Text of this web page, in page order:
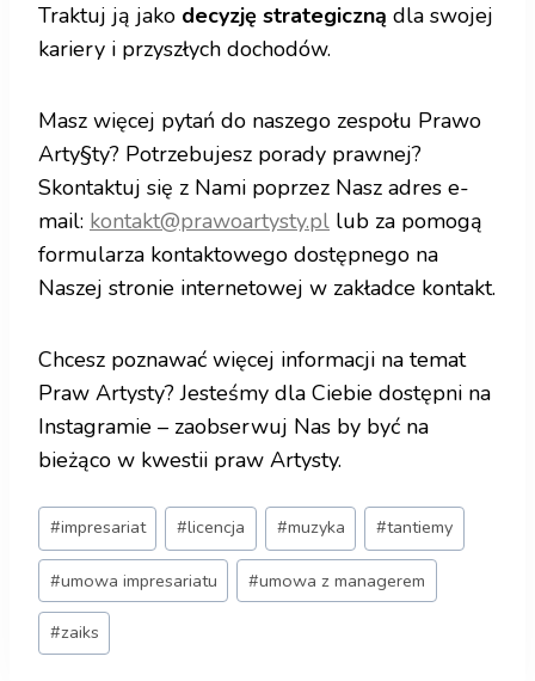
Traktuj ją jako decyzję strategiczną dla swojej
kariery i przyszłych dochodów.
Masz więcej pytań do naszego zespołu Prawo
Arty§ty? Potrzebujesz porady prawnej?
Skontaktuj się z Nami poprzez Nasz adres e-
mail: kontakt@prawoartysty.pl lub za pomogą
formularza kontaktowego dostępnego na
Naszej stronie internetowej w zakładce kontakt.
Chcesz poznawać więcej informacji na temat
Praw Artysty? Jesteśmy dla Ciebie dostępni na
Instagramie – zaobserwuj Nas by być na
bieżąco w kwestii praw Artysty.
#impresariat #licencja #muzyka #tantiemy
#umowa impresariatu #umowa z managerem
#zaiks